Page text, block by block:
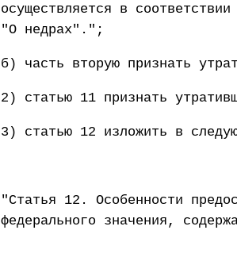
осуществляется в
"О недрах".";
б) часть вторую признать
2) статью 11 признать
3) статью 12 изложить в
"Статья 12. Особенности
федерального значения,